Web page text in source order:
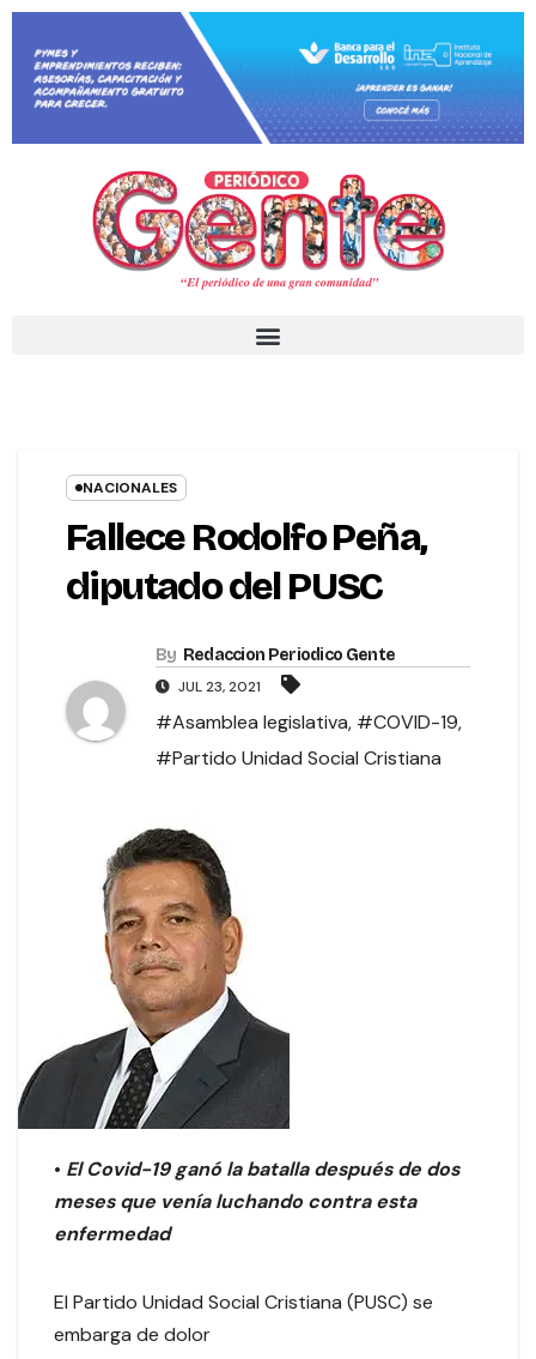
NACIONALES
Fallece Rodolfo Peña,
diputado del PUSC
By Redaccion Periodico Gente
JUL 23, 2021
#Asamblea legislativa, #COVID-19,
#Partido Unidad Social Cristiana
• El Covid-19 ganó la batalla después de dos
meses que venía luchando contra esta
enfermedad
El Partido Unidad Social Cristiana (PUSC) se
embarga de dolor